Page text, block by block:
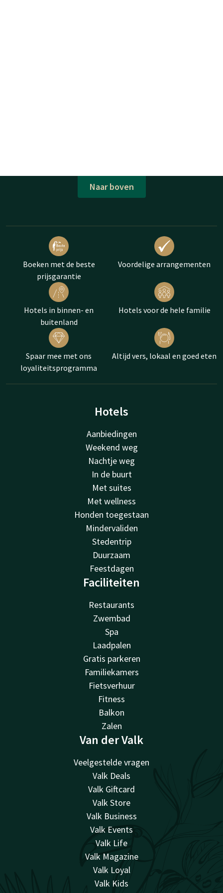
Naar boven
Boeken met de beste
prijsgarantie
Voordelige arrangementen
Hotels in binnen- en
buitenland
Hotels voor de hele familie
Spaar mee met ons
loyaliteitsprogramma
Altijd vers, lokaal en goed eten
Hotels
Aanbiedingen
Weekend weg
Nachtje weg
In de buurt
Met suites
Met wellness
Honden toegestaan
Mindervaliden
Stedentrip
Duurzaam
Feestdagen
Faciliteiten
Restaurants
Zwembad
Spa
Laadpalen
Gratis parkeren
Familiekamers
Fietsverhuur
Fitness
Balkon
Zalen
Van der Valk
Veelgestelde vragen
Valk Deals
Valk Giftcard
Valk Store
Valk Business
Valk Events
Valk Life
Valk Magazine
Valk Loyal
Valk Kids